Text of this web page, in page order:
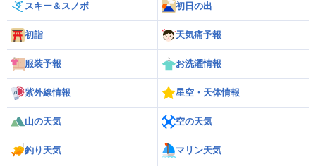
スキー＆スノボ 初日の出
初詣 天気痛予報
服装予報 お洗濯情報
紫外線情報 星空・天体情報
山の天気 空の天気
釣り天気 マリン天気